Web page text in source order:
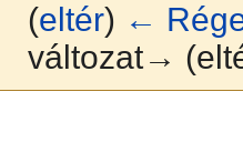
(eltér) ←
változat→